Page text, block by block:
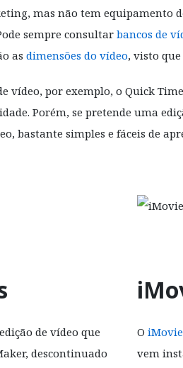
mas não tem equipamento
sempre consultarbancos de
as dimensões do vídeo, visto
vídeo, por exemplo, o Quick
Porém, se pretende uma
bastante simples e fáceis de
de vídeo que
descontinuado
O iMovie
vem